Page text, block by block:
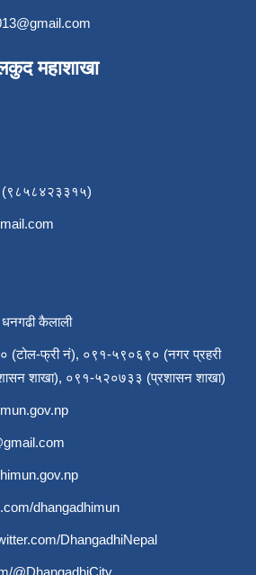
महाशाखा
(९८५८४२३३१५)
धनगढी कैलाली
फ्री नं), ०९१-५९०६९० (नगर प्रहरी
शाखा), ०९१-५२०७३३ (प्रशासन शाखा)
dhangadhimun
DhangadhiNepal